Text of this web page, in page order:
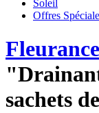
Soleil
Offres
sachets